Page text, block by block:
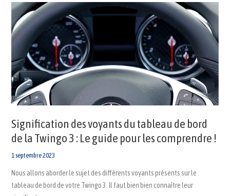
Signification des voyants du tableau de bord
de la Twingo 3 : Le guide pour les comprendre !
1 septembre 2023
Nous allons aborder le sujet des différents voyants présents sur le
tableau de bord de votre Twingo 3. Il faut bien bien connaître leur
Signification
des
voyants
du
tableau
de
bord
de
la
Twingo
3
:
Le
guide
pour
comprendre
!